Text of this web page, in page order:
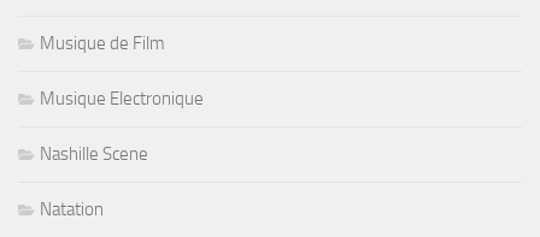
Musique de Film
Musique Electronique
Nashille Scene
Natation